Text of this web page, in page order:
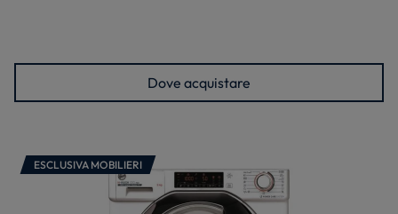
Dove acquistare
ESCLUSIVA MOBILIERI